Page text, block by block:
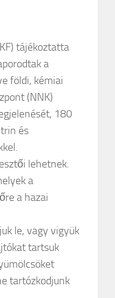
tájékoztatta
a
földi, kémiai
(NNK)
180
és
lehetnek.
a
a hazai
le, vagy vigyük
tartsuk
tartózkodjunk